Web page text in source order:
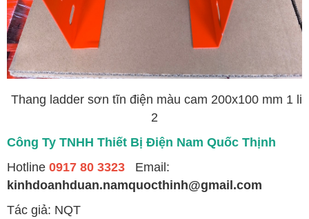
Thang ladder sơn tĩn điện màu cam 200x100 mm 1 li
2
Công Ty TNHH Thiết Bị Điện Nam Quốc Thịnh
Hotline 0917 80 3323 Email:
kinhdoanhduan.namquocthinh@gmail.com
Tác giả: NQT